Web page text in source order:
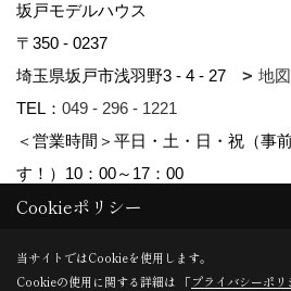
坂戸モデルハウス
〒350 - 0237
埼玉県坂戸市浅羽野3 - 4 - 27
地図
TEL： 049 - 296 - 1221
＜営業時間＞平日・土・日・祝（事
す！）10：00～17：00
Copyright (c) kyowa. All Rights Reserved.
Produced byゴデスクリエイト
Cookieポリシー
当サイトではCookieを使用します。
Cookieの使用に関する詳細は 「プライバシーポリ